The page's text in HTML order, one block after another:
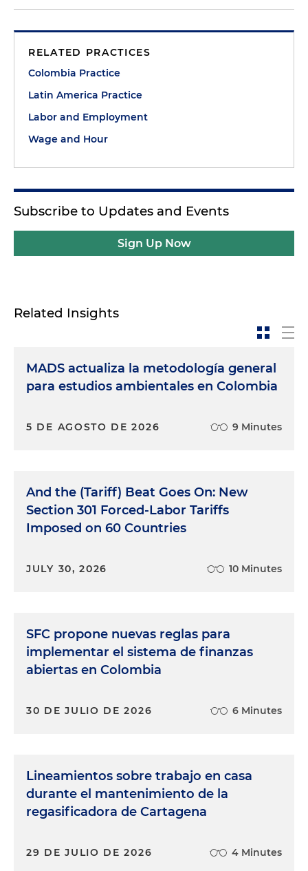
RELATED PRACTICES
Colombia Practice
Latin America Practice
Labor and Employment
Wage and Hour
Subscribe to Updates and Events
Sign Up Now
Related Insights
MADS actualiza la metodología general
para estudios ambientales en Colombia
5 DE AGOSTO DE 2026 9 Minutes
And the (Tariff) Beat Goes On: New
Section 301 Forced-Labor Tariffs
Imposed on 60 Countries
JULY 30, 2026 10 Minutes
SFC propone nuevas reglas para
implementar el sistema de finanzas
abiertas en Colombia
30 DE JULIO DE 2026 6 Minutes
Lineamientos sobre trabajo en casa
durante el mantenimiento de la
regasificadora de Cartagena
29 DE JULIO DE 2026 4 Minutes